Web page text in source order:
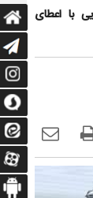
با اعطای